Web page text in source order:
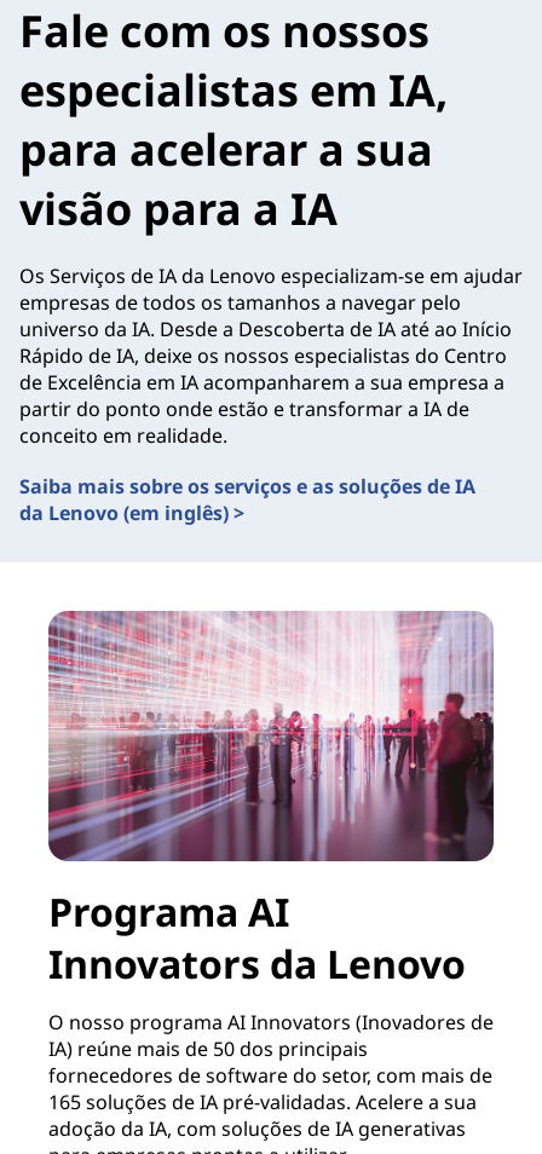
Fale com os nossos
especialistas em IA,
para acelerar a sua
visão para a IA
Os Serviços de IA da Lenovo especializam-se em ajudar
empresas de todos os tamanhos a navegar pelo
universo da IA. Desde a Descoberta de IA até ao Início
Rápido de IA, deixe os nossos especialistas do Centro
de Excelência em IA acompanharem a sua empresa a
partir do ponto onde estão e transformar a IA de
conceito em realidade.
Saiba mais sobre os serviços e as soluções de IA
da Lenovo (em inglês) >
Programa AI
Innovators da Lenovo
O nosso programa AI Innovators (Inovadores de
IA) reúne mais de 50 dos principais
fornecedores de software do setor, com mais de
165 soluções de IA pré-validadas. Acelere a sua
adoção da IA, com soluções de IA generativas